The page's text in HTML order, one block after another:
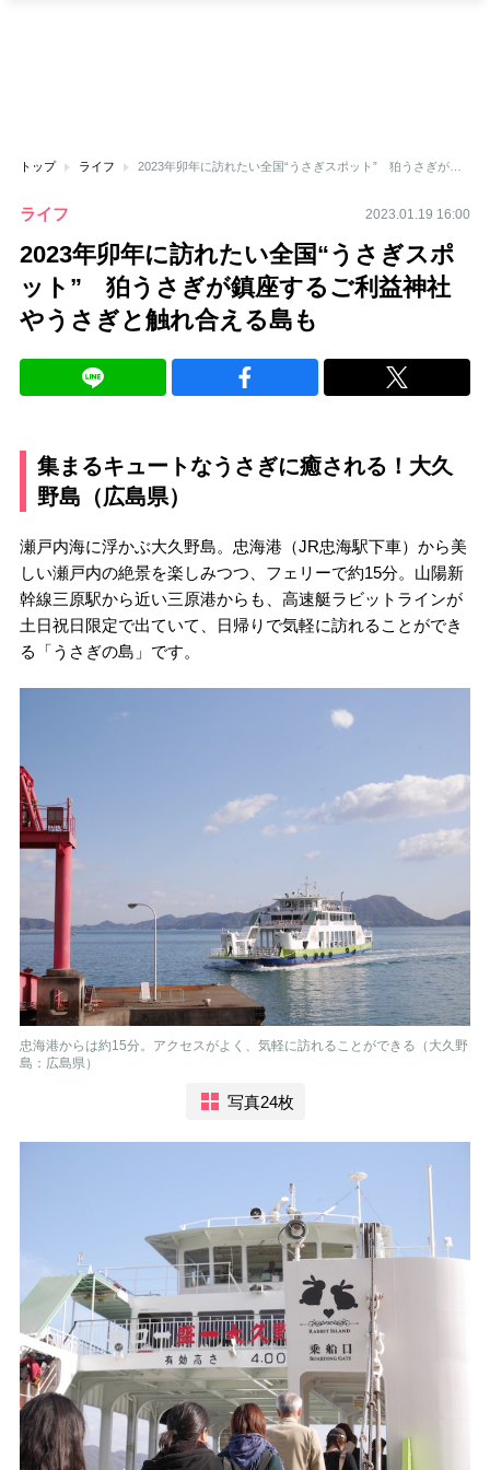
トップ ライフ 2023年卯年に訪れたい全国“うさぎスポット” 狛うさぎが鎮座するご利益神社やうさぎと触れ合える島も
ライフ 2023.01.19 16:00
2023年卯年に訪れたい全国“うさぎスポ
ット” 狛うさぎが鎮座するご利益神社
やうさぎと触れ合える島も
集まるキュートなうさぎに癒される！大久
野島（広島県）
瀬戸内海に浮かぶ大久野島。忠海港（JR忠海駅下車）から美
しい瀬戸内の絶景を楽しみつつ、フェリーで約15分。山陽新
幹線三原駅から近い三原港からも、高速艇ラビットラインが
土日祝日限定で出ていて、日帰りで気軽に訪れることができ
る「うさぎの島」です。
忠海港からは約15分。アクセスがよく、気軽に訪れることができる（大久野
島：広島県）
写真24枚